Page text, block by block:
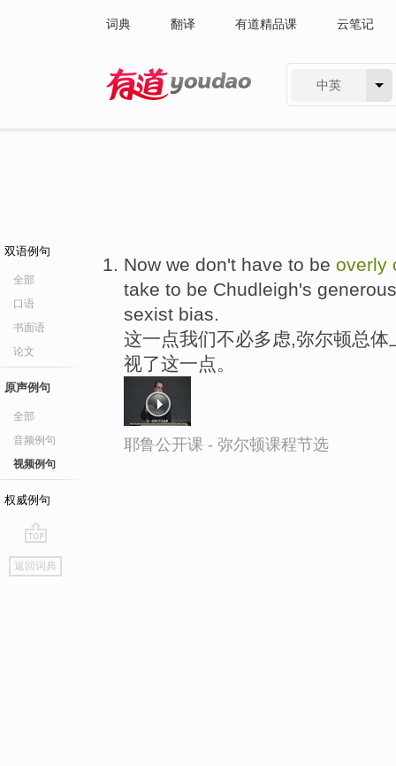
词典 翻译 有道精品课 云笔记
中英
双语例句
全部
口语
书面语
论文
原声例句
全部
音频例句
视频例句
权威例句
go
top
返回词典
Now we don't have to be overly
take to be Chudleigh's
sexist bias.
这一点我们不必多虑,弥尔顿总
视了这一点。
耶鲁公开课 - 弥尔顿课程节选